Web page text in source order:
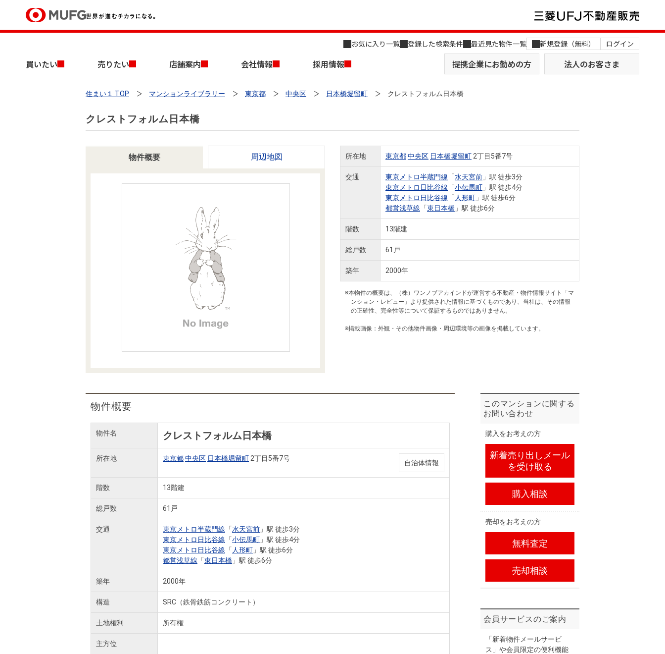
お気に入り一覧 登録した検索条件 最近見た物件一覧 新規登録（無料） ログイン
買いたい 売りたい 店舗案内 会社情報 採用情報 提携企業にお勤めの方 法人のお客さま
買いたいTOP
新築・中古一戸建てを探す 土地を探す
おすすめ物件から探す
住まい1プラス（お役立ちコラム）
売りたいTOP
AI不動産査定
住まい1プラス（お役立ちコラム）
店舗案内TOP
店舗のご案内（名古屋） 店舗のご案内（関西）
会社情報TOP
会社概要 MUFG Way
役員一覧
採用情報TOP
キャリア採用情報
売りたい
住まい１ TOP マンションライブラリー 東京都 中央区 日本橋堀留町 クレストフォルム日本橋
クレストフォルム日本橋
物件概要 周辺地図 所在地 東京都中央区 日本橋堀留町 2丁目5番7号
交通 東京メトロ半蔵門線 「水天宮前 」駅 徒歩3分
東京メトロ日比谷線 「小伝馬町 」駅 徒歩4分
東京メトロ日比谷線 「 人形町 」駅 徒歩6分
都営浅草線 「東日本橋 」駅 徒歩6分
階数 13階建
総戸数 61戸
築年 2000年
※本物件の概要は、（株）ワンノブアカインドが運営する不動産・物件情報サイト「マ
ンション・レビュー」より提供された情報に基づくものであり、当社は、その情報
の正確性、完全性等について保証するものではありません。
※掲載画像：外観・その他物件画像・周辺環境等の画像を掲載しています。
物件概要
物件名 クレストフォルム日本橋
所在地 東京都中央区 日本橋堀留町 2丁目5番7号
自治体情報
階数 13階建
総戸数 61戸
交通 東京メトロ半蔵門線 「水天宮前 」駅 徒歩3分
東京メトロ日比谷線 「小伝馬町 」駅 徒歩4分
東京メトロ日比谷線 「 人形町 」駅 徒歩6分
都営浅草線 「東日本橋 」駅 徒歩6分
築年 2000年
構造 SRC（鉄骨鉄筋コンクリート）
土地権利 所有権
主方位
このマンションに関する
お問い合わせ
購入をお考えの方
新着売り出しメール
を受け取る
購入相談
売却をお考えの方
無料査定
売却相談
会員サービスのご案内
「新着物件メールサービ
ス」や会員限定の便利機能